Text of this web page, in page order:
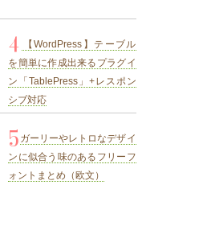
4
【WordPress】テーブル
を簡単に作成出来るプラグイ
ン「TablePress」+レスポン
シブ対応
5 ガーリーやレトロなデザイ
ンに似合う味のあるフリーフ
ォントまとめ（欧文）